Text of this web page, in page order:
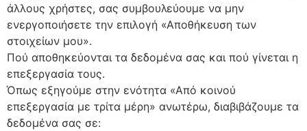
άλλους χρήστες, σας συμβουλεύουμε να μην
ενεργοποιήσετε την επιλογή «Αποθήκευση των
στοιχείων μου».
Πού αποθηκεύονται τα δεδομένα σας και πού γίνεται η
επεξεργασία τους.
Όπως εξηγούμε στην ενότητα «Από κοινού
επεξεργασία με τρίτα μέρη» ανωτέρω, διαβιβάζουμε τα
δεδομένα σας σε: